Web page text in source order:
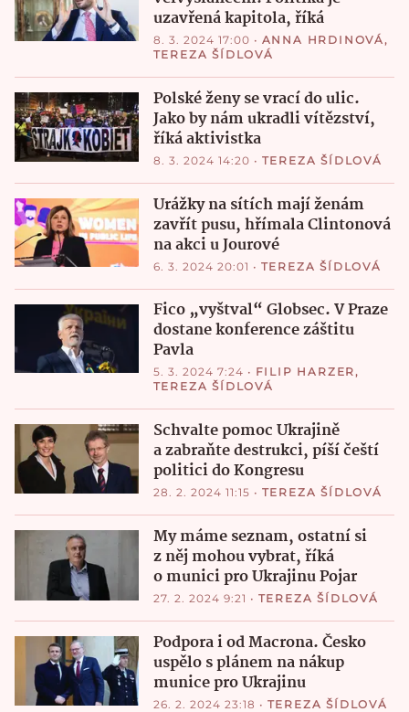
uzavřená kapitola, říká
8. 3. 2024 17:00 • ANNA HRDINOVÁ,
TEREZA ŠÍDLOVÁ
Polské ženy se vrací do ulic.
Jako by nám ukradli vítězství,
říká aktivistka
8. 3. 2024 14:20 • TEREZA ŠÍDLOVÁ
Urážky na sítích mají ženám
zavřít pusu, hřímala Clintonová
na akci u Jourové
6. 3. 2024 20:01 • TEREZA ŠÍDLOVÁ
Fico „vyštval“ Globsec. V Praze
dostane konference záštitu
Pavla
5. 3. 2024 7:24 • FILIP HARZER,
TEREZA ŠÍDLOVÁ
Schvalte pomoc Ukrajině
a zabraňte destrukci, píší čeští
politici do Kongresu
28. 2. 2024 11:15 • TEREZA ŠÍDLOVÁ
My máme seznam, ostatní si
z něj mohou vybrat, říká
o munici pro Ukrajinu Pojar
27. 2. 2024 9:21 • TEREZA ŠÍDLOVÁ
Podpora i od Macrona. Česko
uspělo s plánem na nákup
munice pro Ukrajinu
26. 2. 2024 23:18 • TEREZA ŠÍDLOVÁ